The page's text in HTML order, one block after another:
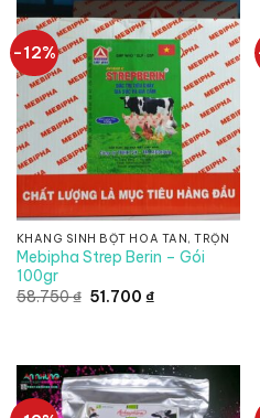
-12%
KHÁNG SINH BỘT HÒA TAN, TRỘN
Mebipha Strep Berin – Gói
100gr
58.750₫ Giá
51.700 ₫Giá